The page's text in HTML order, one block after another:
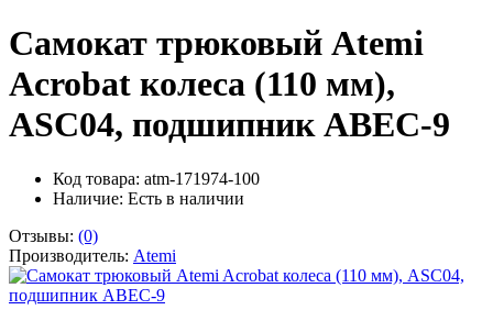
Самокат трюковый Atemi
Acrobat колеса (110 мм),
ASC04, подшипник ABEC-9
Код товара: atm-171974-100
Наличие: Есть в наличии
Отзывы: (0)
Производитель: Atemi